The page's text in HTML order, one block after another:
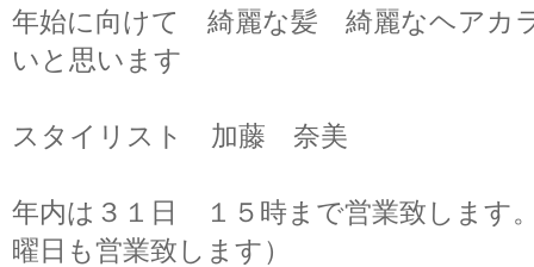
年始に向けて 綺麗な髪 綺麗なヘアカ
いと思います
スタイリスト 加藤 奈美
年内は３１日 １５時まで営業致します
曜日も営業致します）